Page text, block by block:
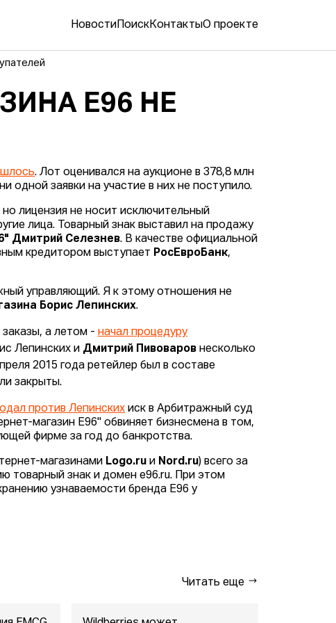
Новости ПоискКонтактыО проекте
E96 НЕ
. Лот оценивался на аукционе в 378,8 млн
одной заявки на участие в них не поступило.
лицензия не носит исключительный
лица. Товарный знак выставил на продажу
Дмитрий Селезнев. В качестве официальной
кредитором выступает РосЕвроБанк,
управляющий. Я к этому отношения не
Борис Лепинских.
заказы, а летом -начал процедуру
Лепинских и Дмитрий Пивоваров несколько
2015 года ретейлер был в составе
закрыты.
против Лепинских иск в Арбитражный суд
магазин Е96" обвиняет бизнесмена в том,
фирме за год до банкротства.
магазинами Logo.ru и Nord.ru) всего за
товарный знак и домен e96.ru. При этом
узнаваемости бренда Е96 у
Читать еще